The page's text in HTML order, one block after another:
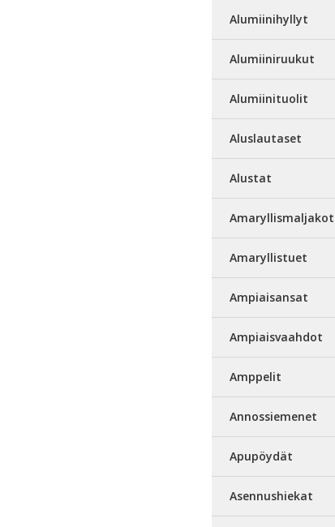
Alumiinihyllyt
Alumiiniruukut
Alumiinituolit
Aluslautaset
Alustat
Amaryllismaljakot
Amaryllistuet
Ampiaisansat
Ampiaisvaahdot
Amppelit
Annossiemenet
Apupöydät
Asennushiekat